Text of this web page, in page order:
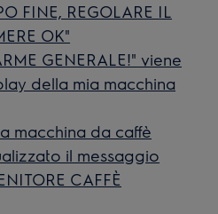
FINE, REGOLARE IL
OK"
GENERALE!" viene
della mia macchina
macchina da caffè
il messaggio
CAFFÈ